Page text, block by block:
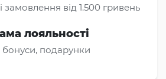
замовлення від 1.500 гривень
лояльності
подарунки